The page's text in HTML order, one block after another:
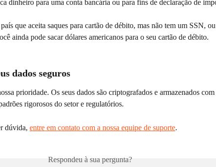
dinheiro para uma conta bancária ou para fins de declaração de
que aceita saques para cartão de débito, mas não tem um SSN,
ainda pode sacar dólares americanos para o seu cartão de débito.
dados seguros
prioridade. Os seus dados são criptografados e armazenados com
rigorosos do setor e regulatórios.
dúvida, entre em contato com a nossa equipe de suporte.
Respondeu à sua pergunta?